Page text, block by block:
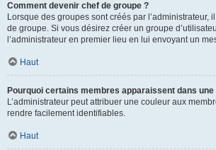
Comment devenir chef de groupe ?
Lorsque des groupes sont créés par l’administrateur,
de groupe. Si vous désirez créer un groupe
l’administrateur en premier lieu en lui envoyant un
Haut
Pourquoi certains membres apparaissent dans
L’administrateur peut attribuer une couleur aux
rendre facilement identifiables.
Haut